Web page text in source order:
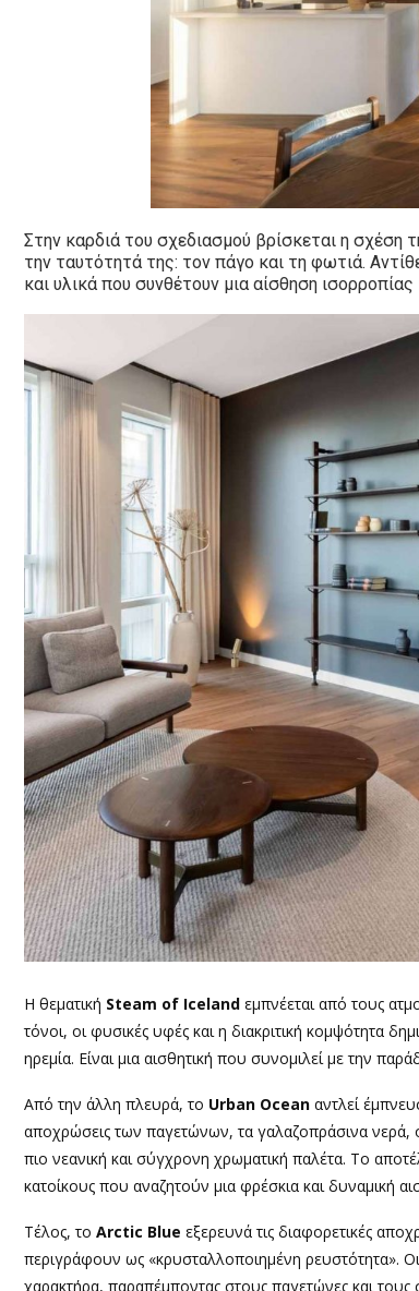
Στην καρδιά του σχεδιασμού βρίσκεται η σχέση
την ταυτότητά της: τον πάγο και τη φωτιά.
και υλικά που συνθέτουν μια αίσθηση ισορροπίας
Η θεματική Steam of Iceland εμπνέεται από τους
τόνοι, οι φυσικές υφές και η διακριτική κομψότητα
ηρεμία. Είναι μια αισθητική που συνομιλεί με την
Από την άλλη πλευρά, το Urban Ocean αντλεί
αποχρώσεις των παγετώνων, τα γαλαζοπράσινα νερά,
πιο νεανική και σύγχρονη χρωματική παλέτα. Το
κατοίκους που αναζητούν μια φρέσκια και δυναμική
Τέλος, το Arctic Blue εξερευνά τις διαφορετικές
περιγράφουν ως «κρυσταλλοποιημένη ρευστότητα».
χαρακτήρα, παραπέμποντας στους παγετώνες και